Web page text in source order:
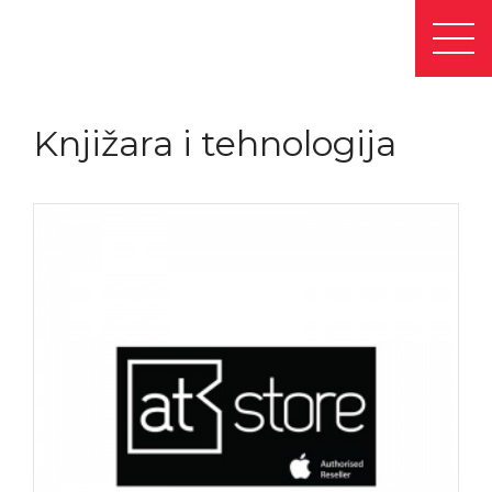
Knjižara i tehnologija